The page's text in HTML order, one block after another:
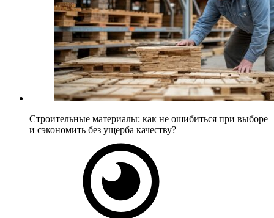
Строительные материалы: как не ошибиться при выборе
и сэкономить без ущерба качеству?